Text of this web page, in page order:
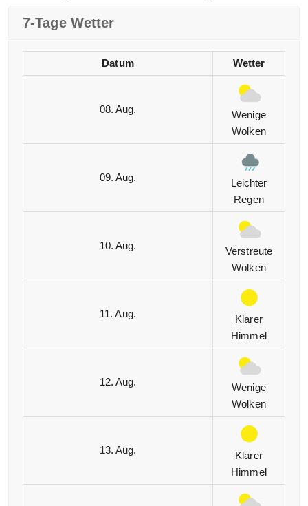
7-Tage Wetter
Datum Wetter
08. Aug.
Wenige
Wolken
09. Aug.
Leichter
Regen
10. Aug.
Verstreute
Wolken
11. Aug.
Klarer
Himmel
12. Aug.
Wenige
Wolken
13. Aug.
Klarer
Himmel